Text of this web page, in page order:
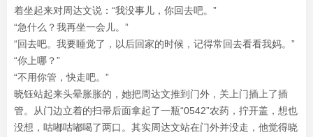
着坐起来对周达文说：“我没事儿，你回去吧。”
“急什么？我再坐一会儿。”
“回去吧。我要睡觉了，以后回家的时候，记得常回去看看我妈。”
“你上哪？”
“不用你管，快走吧。”
晓钰站起来头晕胀胀的，她把周达文推到门外，关上门插上了插
管。从门边立着的扫帚后面拿起了一瓶“0542”农药，拧开盖，想也
没想，咕嘟咕嘟喝了两口。其实周达文站在门外并没走，他觉得晓